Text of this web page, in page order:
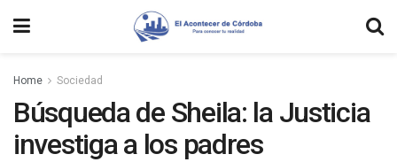
Home Sociedad
Búsqueda de Sheila: la Justicia
investiga a los padres